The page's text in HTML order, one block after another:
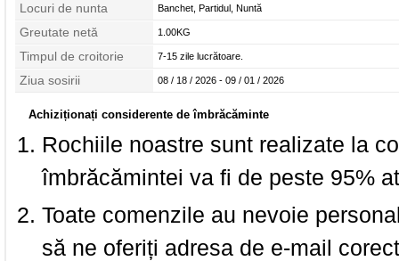
Locuri de nunta Banchet, Partidul, Nuntă
Greutate netă 1.00KG
Timpul de croitorie 7-15 zile lucrătoare.
Ziua sosirii 08 / 18 / 2026 - 09 / 01 / 2026
Achiziționați considerente de îmbrăcăminte
Rochiile noastre sunt realizate la
îmbrăcămintei va fi de peste 95%
Toate comenzile au nevoie
să ne oferiți adresa de e-mail